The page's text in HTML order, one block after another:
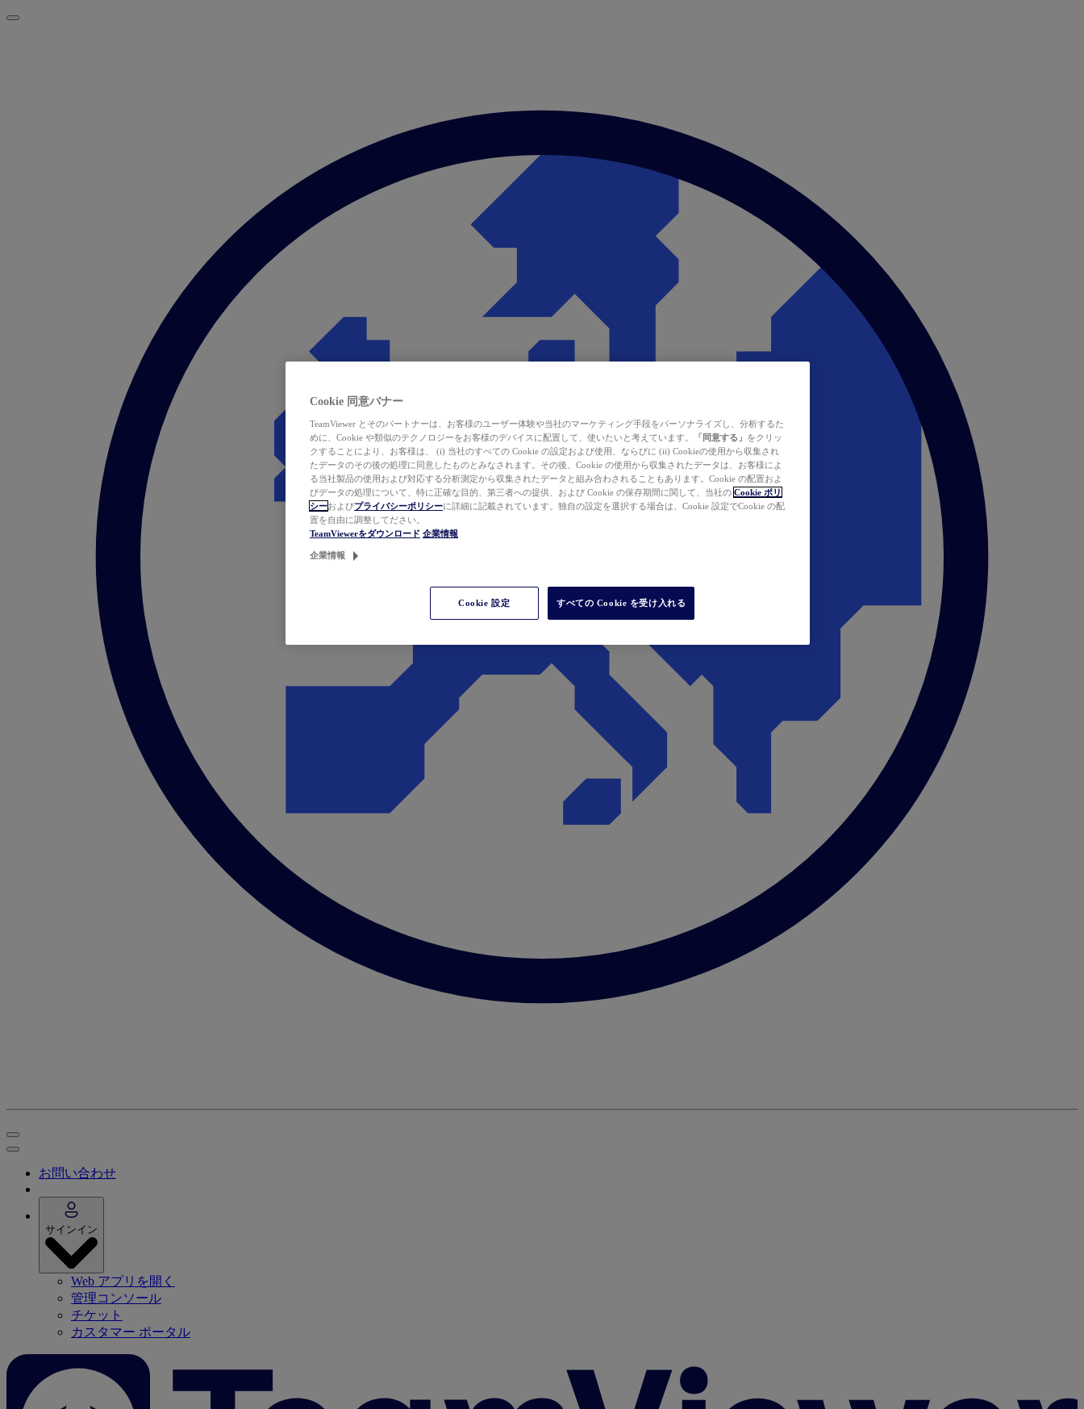
お問い合わせ
サインイン
Web アプリを開く
管理コンソール
チケット
カスタマー ポータル
Cookie 同意バナー
TeamViewer とそのパートナーは、お客様のユーザー体験や当社のマーケティング手段をパーソナライズし、分析するた
めに、Cookie や類似のテクノロジーをお客様のデバイスに配置して、使いたいと考えています。
「同意する」 をクリッ
クすることにより、お客様は、 (i) 当社のすべての Cookie の設定および使用、ならびに (ii) Cookieの使用から収集され
たデータのその後の処理に同意したものとみなされます。その後、Cookie の使用から収集されたデータは、お客様によ
る当社製品の使用および対応する分析測定から収集されたデータと組み合わされることもあります。Cookie の配置およ
びデータの処理について、特に正確な目的、第三者への提供、および Cookie の保存期間に関して、当社の Cookie ポリ
シーおよびプライバシーポリシーに詳細に記載されています。独自の設定を選択する場合は、Cookie 設定でCookie の配
置を自由に調整してださい。
TeamViewerをダウンロード 企業情報
企業情報
Cookie 設定 すべての Cookie を受け入れる